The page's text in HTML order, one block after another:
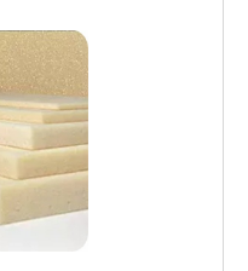
inovadores.
que tem despontado
que garante a
novos e antigos....